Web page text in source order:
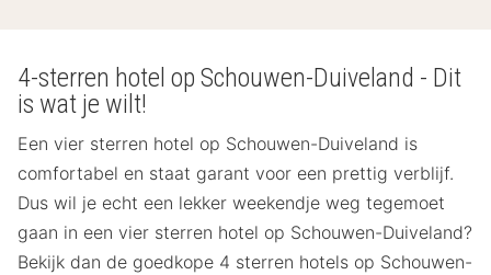
4-sterren hotel op Schouwen-Duiveland - Dit
is wat je wilt!
Een vier sterren hotel op Schouwen-Duiveland is
comfortabel en staat garant voor een prettig verblijf.
Dus wil je echt een lekker weekendje weg tegemoet
gaan in een vier sterren hotel op Schouwen-Duiveland?
Bekijk dan de goedkope 4 sterren hotels op Schouwen-